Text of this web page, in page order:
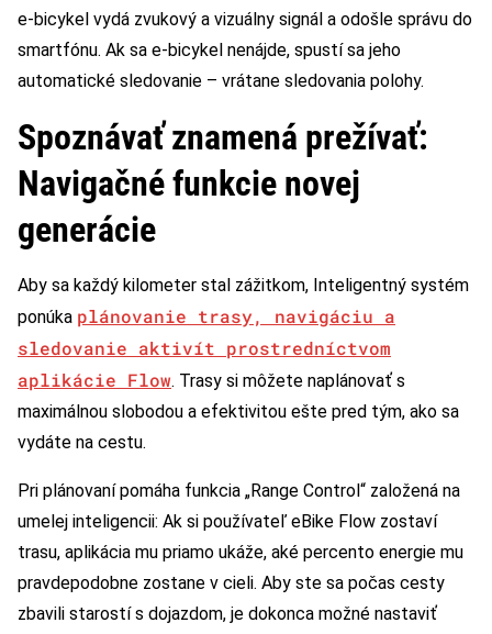
e-bicykel vydá zvukový a vizuálny signál a odošle správu do
smartfónu. Ak sa e-bicykel nenájde, spustí sa jeho
automatické sledovanie – vrátane sledovania polohy.
Spoznávať znamená prežívať:
Navigačné funkcie novej
generácie
Aby sa každý kilometer stal zážitkom, Inteligentný systém
ponúka plánovanie trasy, navigáciu a
sledovanie aktivít prostredníctvom
aplikácie Flow. Trasy si môžete naplánovať s
maximálnou slobodou a efektivitou ešte pred tým, ako sa
vydáte na cestu.
Pri plánovaní pomáha funkcia „Range Control“ založená na
umelej inteligencii: Ak si používateľ eBike Flow zostaví
trasu, aplikácia mu priamo ukáže, aké percento energie mu
pravdepodobne zostane v cieli. Aby ste sa počas cesty
zbavili starostí s dojazdom, je dokonca možné nastaviť